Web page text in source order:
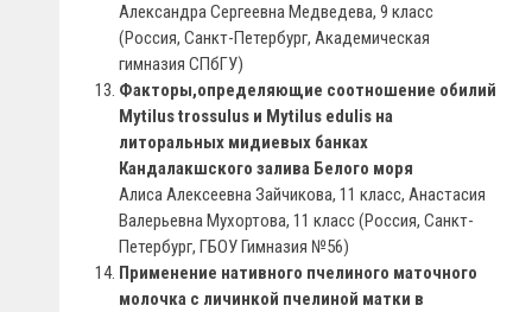
Александра Сергеевна Медведева, 9 класс
(Россия, Санкт-Петербург, Академическая
гимназия СПбГУ)
Факторы,определяющие соотношение обилий
Mytilus trossulus и Mytilus edulis на
литоральных мидиевых банках
Кандалакшского залива Белого моря
Алиса Алексеевна Зайчикова, 11 класс, Анастасия
Валерьевна Мухортова, 11 класс (Россия, Санкт-
Петербург, ГБОУ Гимназия №56)
Применение нативного пчелиного маточного
молочка с личинкой пчелиной матки в